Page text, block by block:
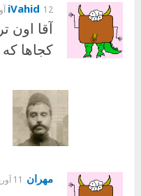
iVahid 12 آوریل 2009
آقا اون
کجاها
مهران 11 آوریل 2009